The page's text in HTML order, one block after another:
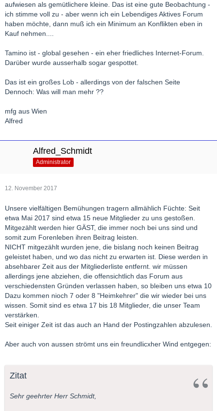
aufwiesen als gemütlichere kleine. Das ist eine gute Beobachtung -
ich stimme voll zu - aber wenn ich ein Lebendiges Aktives Forum
haben möchte, dann muß ich ein Minimum an Konflikten eben in
Kauf nehmen....
Tamino ist - global gesehen - ein eher friedliches Internet-Forum.
Darüber wurde ausserhalb sogar gespottet.
Das ist ein großes Lob - allerdings von der falschen Seite
Dennoch: Was will man mehr ??
mfg aus Wien
Alfred
Alfred_Schmidt
Administrator
12. November 2017
Unsere vielfältigen Bemühungen tragern allmählich Füchte: Seit
etwa Mai 2017 sind etwa 15 neue Mitglieder zu uns gestoßen.
Mitgezählt werden hier GÄST, die immer noch bei uns sind und
somit zum Forenleben ihren Beitrag leisten.
NICHT mitgezählt wurden jene, die bislang noch keinen Beitrag
geleistet haben, und wo das nicht zu erwarten ist. Diese werden in
absehbarer Zeit aus der Mitgliederliste entfernt. wir müssen
allerdings jene abziehen, die offensichtlich das Forum aus
verschiedensten Gründen verlassen haben, so bleiben uns etwa 10
Dazu kommen nioch 7 oder 8 "Heimkehrer" die wir wieder bei uns
wissen. Somit sind es etwa 17 bis 18 Mitglieder, die unser Team
verstärken.
Seit einiger Zeit ist das auch an Hand der Postingzahlen abzulesen.
Aber auch von aussen strömt uns ein freundlicxher Wind entgegen:
Zitat
Sehr geehrter Herr Schmidt,